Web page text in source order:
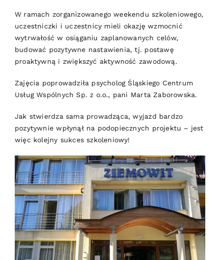
W ramach zorganizowanego weekendu szkoleniowego,
uczestniczki i uczestnicy mieli okazję wzmocnić
wytrwałość w osiąganiu zaplanowanych celów,
budować pozytywne nastawienia, tj. postawę
proaktywną i zwiększyć aktywność zawodową.
Zajęcia poprowadziła psycholog Śląskiego Centrum
Usług Wspólnych Sp. z o.o., pani Marta Zaborowska.
Jak stwierdza sama prowadząca, wyjazd bardzo
pozytywnie wpłynął na podopiecznych projektu – jest
więc kolejny sukces szkoleniowy!